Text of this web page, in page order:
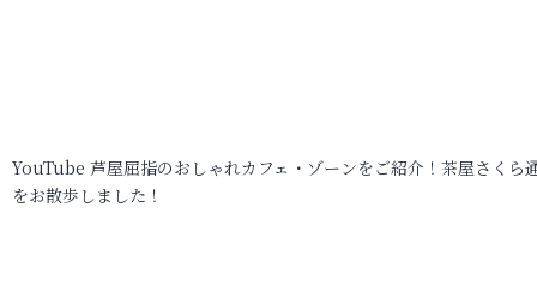
YouTube 芦屋屈指のおしゃれカフェ・ゾーンをご紹介！茶屋さくら
をお散歩しました！